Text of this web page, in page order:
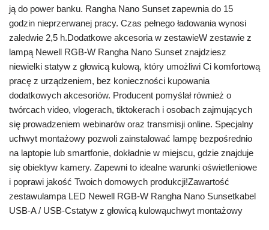
ją do power banku. Rangha Nano Sunset zapewnia do 15
godzin nieprzerwanej pracy. Czas pełnego ładowania wynosi
zaledwie 2,5 h.Dodatkowe akcesoria w zestawieW zestawie z
lampą Newell RGB-W Rangha Nano Sunset znajdziesz
niewielki statyw z głowicą kulową, który umożliwi Ci komfortową
pracę z urządzeniem, bez konieczności kupowania
dodatkowych akcesoriów. Producent pomyślał również o
twórcach video, vlogerach, tiktokerach i osobach zajmujących
się prowadzeniem webinarów oraz transmisji online. Specjalny
uchwyt montażowy pozwoli zainstalować lampę bezpośrednio
na laptopie lub smartfonie, dokładnie w miejscu, gdzie znajduje
się obiektyw kamery. Zapewni to idealne warunki oświetleniowe
i poprawi jakość Twoich domowych produkcji!Zawartość
zestawulampa LED Newell RGB-W Rangha Nano Sunsetkabel
USB-A / USB-Cstatyw z głowicą kulowąuchwyt montażowy